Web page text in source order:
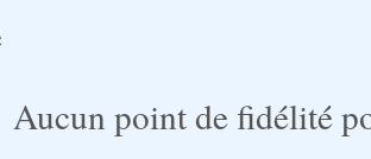
Aucun point de fidélité